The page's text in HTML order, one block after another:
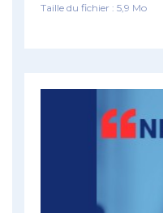
Taille du fichier : 5,9 Mo